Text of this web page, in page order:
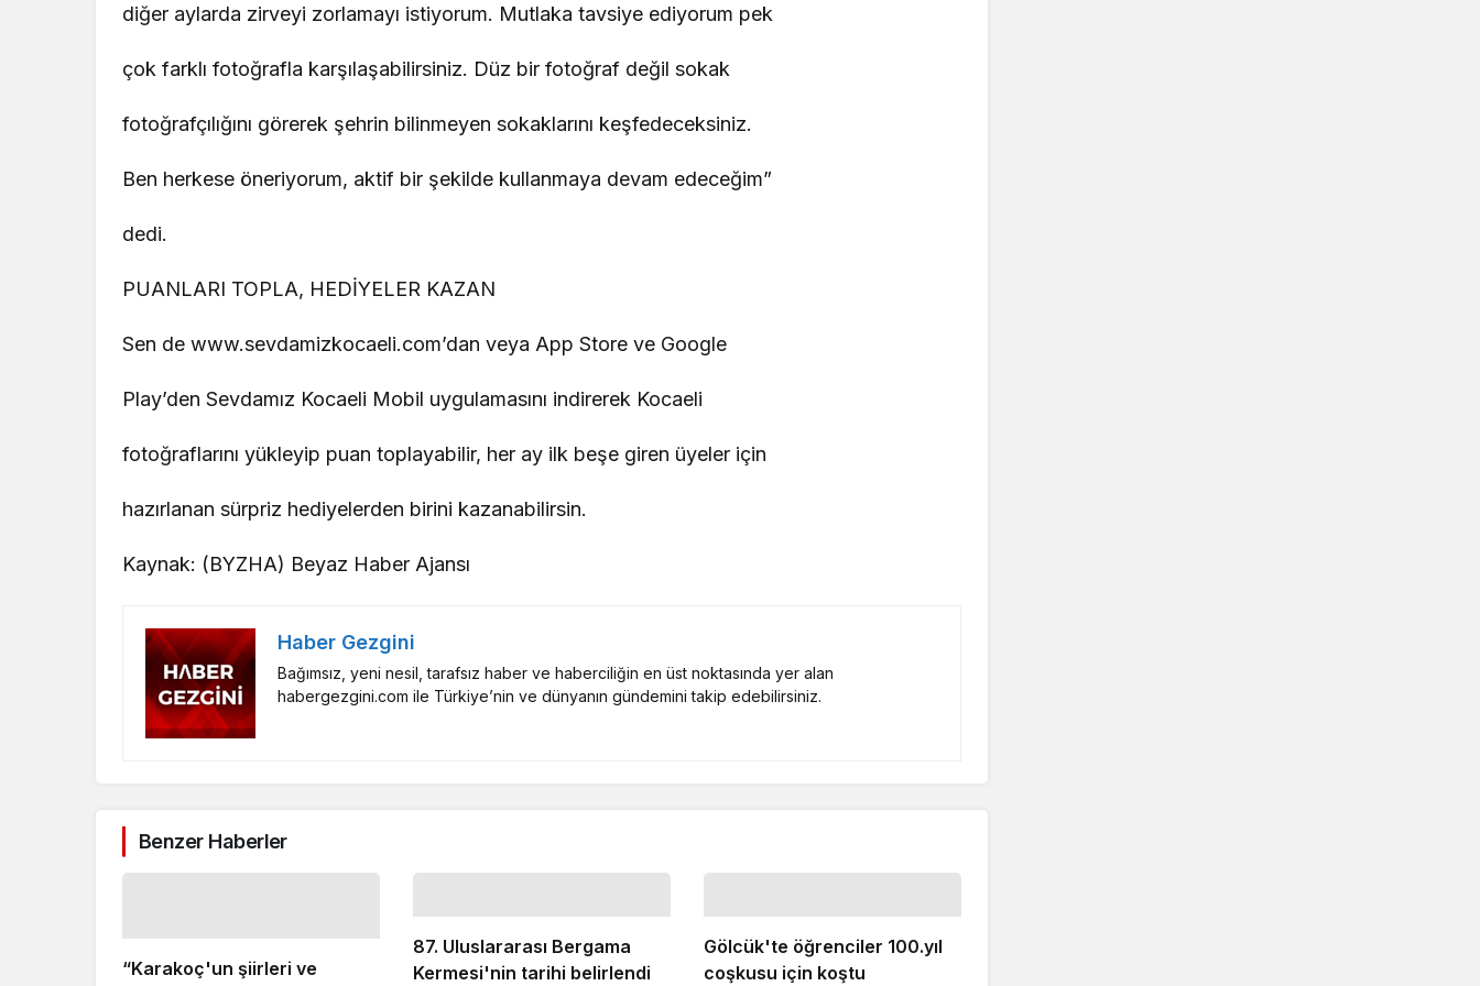
diğer aylarda zirveyi zorlamayı istiyorum. Mutlaka tavsiye ediyorum pek
çok farklı fotoğrafla karşılaşabilirsiniz. Düz bir fotoğraf değil sokak
fotoğrafçılığını görerek şehrin bilinmeyen sokaklarını keşfedeceksiniz.
Ben herkese öneriyorum, aktif bir şekilde kullanmaya devam edeceğim”
dedi.
PUANLARI TOPLA, HEDİYELER KAZAN
Sen de www.sevdamizkocaeli.com’dan veya App Store ve Google
Play’den Sevdamız Kocaeli Mobil uygulamasını indirerek Kocaeli
fotoğraflarını yükleyip puan toplayabilir, her ay ilk beşe giren üyeler için
hazırlanan sürpriz hediyelerden birini kazanabilirsin.
Kaynak: (BYZHA) Beyaz Haber Ajansı
Haber Gezgini
Bağımsız, yeni nesil, tarafsız haber ve haberciliğin en üst noktasında yer alan
habergezgini.com ile Türkiye’nin ve dünyanın gündemini takip edebilirsiniz.
Benzer Haberler
“Karakoç'un şiirleri ve
87. Uluslararası Bergama
Kermesi'nin tarihi belirlendi
Gölcük'te öğrenciler 100.yıl
coşkusu için koştu